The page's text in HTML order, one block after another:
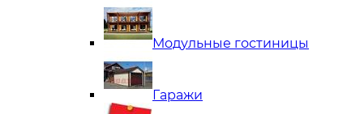
Модульные гостиницы
Гаражи